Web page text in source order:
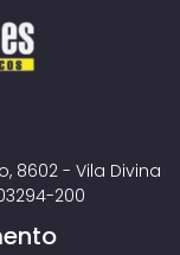
8602 - Vila Divina
200